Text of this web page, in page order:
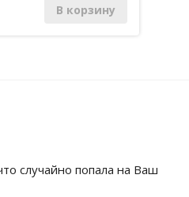
В корзину
случайно попала на Ваш